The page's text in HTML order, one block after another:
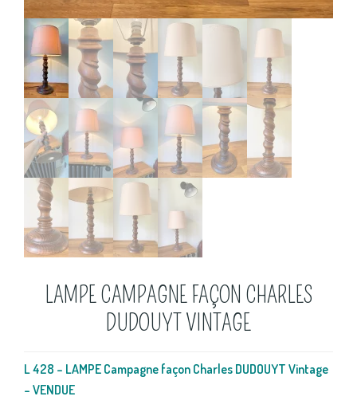
LAMPE CAMPAGNE FAÇON CHARLES
DUDOUYT VINTAGE
L 428 – LAMPE Campagne façon Charles DUDOUYT Vintage
– VENDUE